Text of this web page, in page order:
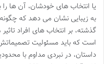
یا انتخاب های خودشان، آن ها
به زیبایی نشان می دهد که
گذشته، بر انتخاب های افراد
است که باید مسئولیت
داستان، در نبردی مداوم با